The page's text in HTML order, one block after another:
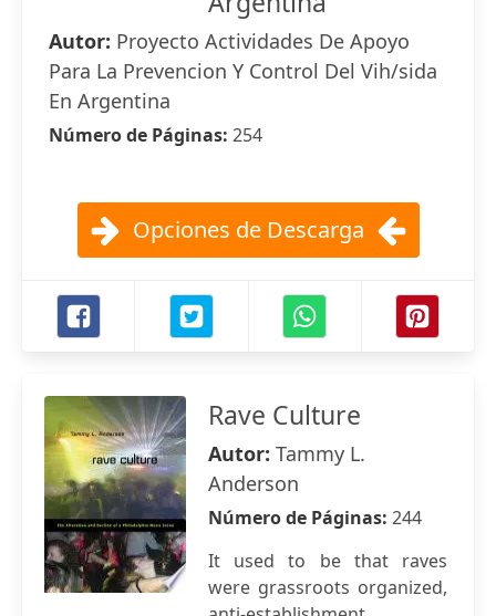
Autor: Proyecto Actividades De Apoyo
Para La Prevencion Y Control Del Vih/sida
En Argentina
Número de Páginas: 254
Opciones de Descarga
Rave Culture
Autor: Tammy L.
Anderson
Número de Páginas: 244
It used to be that raves
were grassroots organized,